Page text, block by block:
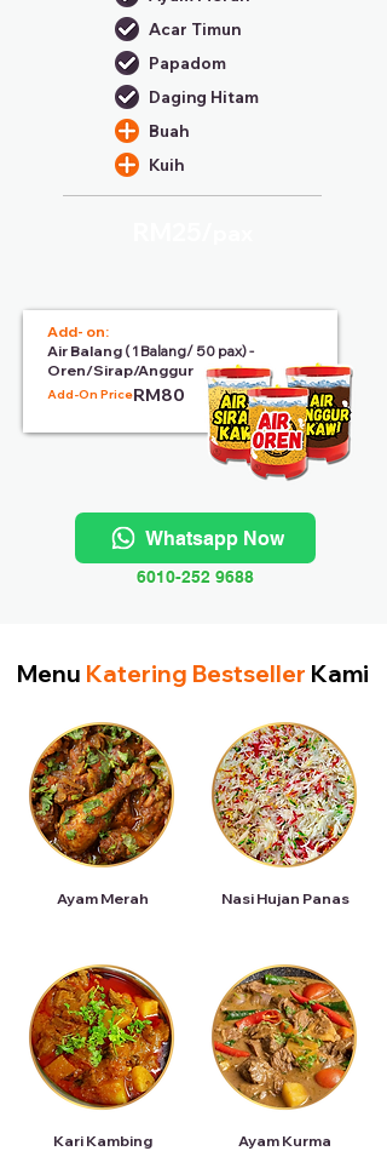
Acar Timun
Papadom
Daging Hitam
Buah
Kuih
Add- on:
Air Balang ( 1 Balang/ 50 pax) -
Oren/Sirap/Anggur
Add-On Price:RM80
Whatsapp Now
6010-252 9688
Menu Katering Bestseller Kami
Ayam Merah
Kari Kambing
Nasi Hujan Panas
Ayam Kurma